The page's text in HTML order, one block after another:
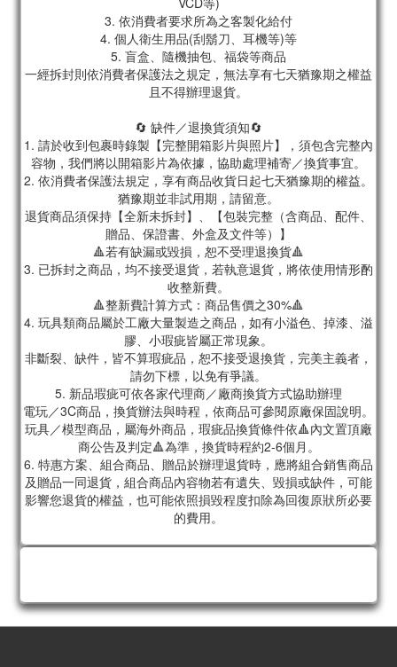
3. 依消費者要求所為之客製化給付
4. 個人衛生用品(刮鬍刀、耳機等)等
5. 盲盒、隨機抽包、福袋等商品
一經拆封則依消費者保護法之規定，無法享有七天猶豫期之權益
且不得辦理退貨。
🔄 缺件／退換貨須知🔄
1. 請於收到包裹時錄製【完整開箱影片與照片】，須包含完整內
容物，我們將以開箱影片為依據，協助處理補寄／換貨事宜。
2. 依消費者保護法規定，享有商品收貨日起七天猶豫期的權益。
猶豫期並非試用期，請留意。
退貨商品須保持【全新未拆封】、【包裝完整（含商品、配件、
贈品、保證書、外盒及文件等）】
🔺若有缺漏或毀損，恕不受理退換貨🔺
3. 已拆封之商品，均不接受退貨，若執意退貨，將依使用情形酌
收整新費。
🔺整新費計算方式：商品售價之30%🔺
4. 玩具類商品屬於工廠大量製造之商品，如有小溢色、掉漆、溢
膠、小瑕疵皆屬正常現象。
非斷裂、缺件，皆不算瑕疵品，恕不接受退換貨，完美主義者，
請勿下標，以免有爭議。
5. 新品瑕疵可依各家代理商／廠商換貨方式協助辦理
電玩／3C商品，換貨辦法與時程，依商品可參閱原廠保固說明。
玩具／模型商品，屬海外商品，瑕疵品換貨條件依🔺內文置頂廠
商公告及判定🔺為準，換貨時程約2-6個月。
6. 特惠方案、組合商品、贈品於辦理退貨時，應將組合銷售商品
及贈品一同退貨，組合商品內容物若有遺失、毀損或缺件，可能
影響您退貨的權益，也可能依照損毀程度扣除為回復原狀所必要
的費用。